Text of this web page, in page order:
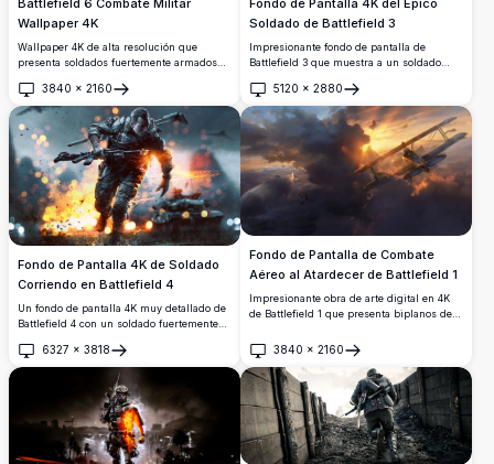
Battlefield 6 Combate Militar
Wallpaper 4K
Wallpaper 4K de alta resolución que
presenta soldados fuertemente armados
urbano. La escena muestra personal
militar usando barreras de madera como
cobertura mientras disparan armas en un
ambiente polvoriento y devastado por la
guerra.
3840 × 2160
Abrir
Fondo de Pantalla 4K del Épico
Soldado de Battlefield 3
Impresionante fondo de pantalla de
Battlefield 3 que muestra a un soldado
avanzando por una ciudad devastada por
la guerra de noche, con tanques, aviones a
reacción y soldados en una dramática
escena cinematográfica de alta resolución.
5120 × 2880
Abrir
Fondo de Pantalla 4K de Soldado
Corriendo en Battlefield 4
Un fondo de pantalla 4K muy detallado de
Battlefield 4 con un soldado fuertemente
explosivo campo de batalla con tanques y
fuego en el fondo, perfecto para los
entusiastas de los videojuegos.
6327 × 3818
Abrir
Fondo de Pantalla de Combate
Aéreo al Atardecer de Battlefield 1
Impresionante obra de arte digital en 4K
de Battlefield 1 que presenta biplanos de
aéreo sobre dramáticas nubes de
tormenta, bañados en un impresionante
atardecer dorado. Un detallado biplano
domina el primer plano con un zepelín
visible en la distancia.
3840 × 2160
Abrir